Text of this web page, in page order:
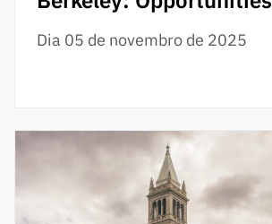
Dia 05 de novembro de 2025